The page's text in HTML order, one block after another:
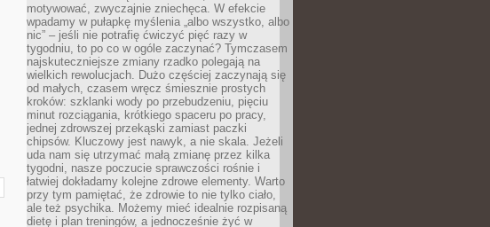
motywować, zwyczajnie zniechęca. W efekcie
wpadamy w pułapkę myślenia „albo wszystko, albo
nic” – jeśli nie potrafię ćwiczyć pięć razy w
tygodniu, to po co w ogóle zaczynać? Tymczasem
najskuteczniejsze zmiany rzadko polegają na
wielkich rewolucjach. Dużo częściej zaczynają się
od małych, czasem wręcz śmiesznie prostych
kroków: szklanki wody po przebudzeniu, pięciu
minut rozciągania, krótkiego spaceru po pracy,
jednej zdrowszej przekąski zamiast paczki
chipsów. Kluczowy jest nawyk, a nie skala. Jeżeli
uda nam się utrzymać małą zmianę przez kilka
tygodni, nasze poczucie sprawczości rośnie i
łatwiej dokładamy kolejne zdrowe elementy. Warto
przy tym pamiętać, że zdrowie to nie tylko ciało,
ale też psychika. Możemy mieć idealnie rozpisaną
dietę i plan treningów, a jednocześnie żyć w